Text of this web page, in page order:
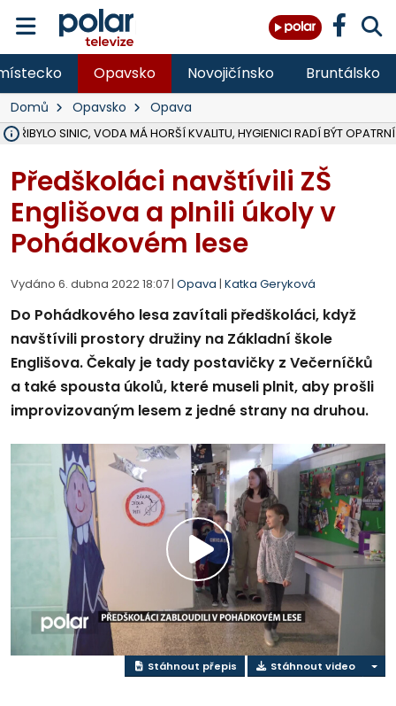
Opavsko Novojičínsko Bruntálsko
Domů Opavsko Opava
PŘIBYLO SINIC, VODA MÁ HORŠÍ KVALITU, HYGIENICI RADÍ BÝT OPATRNÍ
Předškoláci navštívili ZŠ
Englišova a plnili úkoly v
Pohádkovém lese
Vydáno 6. dubna 2022 18:07 | Opava | Katka Geryková
Do Pohádkového lesa zavítali předškoláci, když
navštívili prostory družiny na Základní škole
Englišova. Čekaly je tady postavičky z Večerníčků
a také spousta úkolů, které museli plnit, aby prošli
improvizovaným lesem z jedné strany na druhou.
Přehrát
video
Stáhnout přepis Stáhnout video